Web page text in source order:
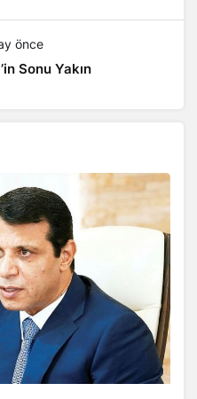
önce
Sonu Yakın